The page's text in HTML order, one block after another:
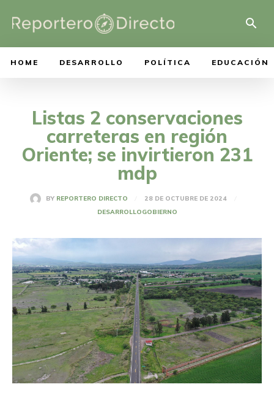
HOME DESARROLLO POLÍTICA EDUCACIÓN
Listas 2 conservaciones
carreteras en región
Oriente; se invirtieron 231
mdp
BY REPORTERO DIRECTO
28 DE OCTUBRE DE 2024
DESARROLLOGOBIERNO